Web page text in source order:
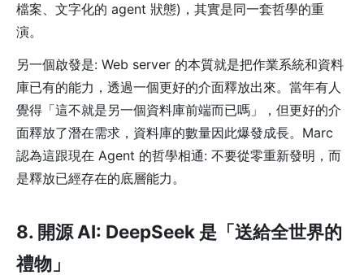
檔案、文字化的 agent 狀態)，其實是同一套哲學的重
演。
另一個啟發是: Web server 的本質就是把作業系統和資料
庫已有的能力，透過一個更好的介面釋放出來。當年有人
覺得「這不就是另一個資料庫前端而已嗎」，但更好的介
面釋放了潛在需求，資料庫的數量因此爆發成長。Marc
認為這跟現在 Agent 的哲學相通: 不要從零重新發明，而
是釋放已經存在的底層能力。
8. 開源 AI: DeepSeek 是「送給全世界的
禮物」